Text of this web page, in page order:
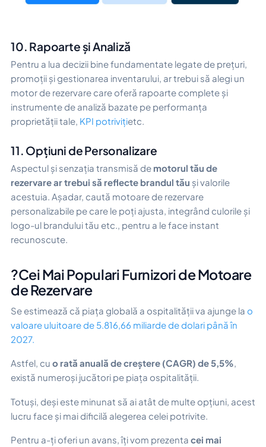
10. Rapoarte și Analiză
Pentru a lua decizii bine fundamentate legate de prețuri,
promoții și gestionarea inventarului, ar trebui să alegi un
motor de rezervare care oferă rapoarte complete și
instrumente de analiză bazate pe performanța
proprietății tale, KPI potrivițietc.
11. Opțiuni de Personalizare
Aspectul și senzația transmisă de motorul tău de
rezervare ar trebui să reflecte brandul tău și valorile
acestuia. Așadar, caută motoare de rezervare
personalizabile pe care le poți ajusta, integrând culorile și
logo-ul brandului tău etc., pentru a le face instant
recunoscute.
?Cei Mai Populari Furnizori de Motoare
de Rezervare
Se estimează că piața globală a ospitalității va ajunge la o
valoare uluitoare de 5.816,66 miliarde de dolari până în
2027.
Astfel, cu o rată anuală de creștere (CAGR) de 5,5%,
există numeroși jucători pe piața ospitalității.
Totuși, deși este minunat să ai atât de multe opțiuni, acest
lucru face și mai dificilă alegerea celei potrivite.
Pentru a-ți oferi un avans, îți vom prezenta cei mai